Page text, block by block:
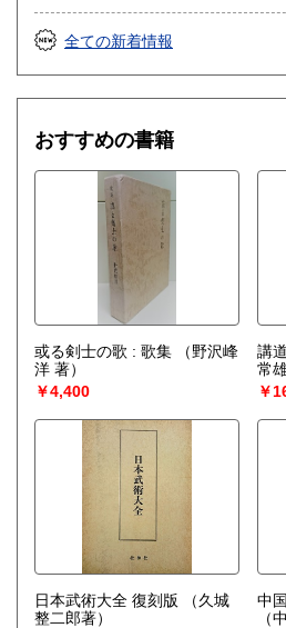
全ての新着情報
おすすめの書籍
或る剣士の歌 : 歌集
（野沢峰
洋 著）
￥4,400
講
常
￥
日本武術大全 復刻版
（久城
整二郎著）
中
（